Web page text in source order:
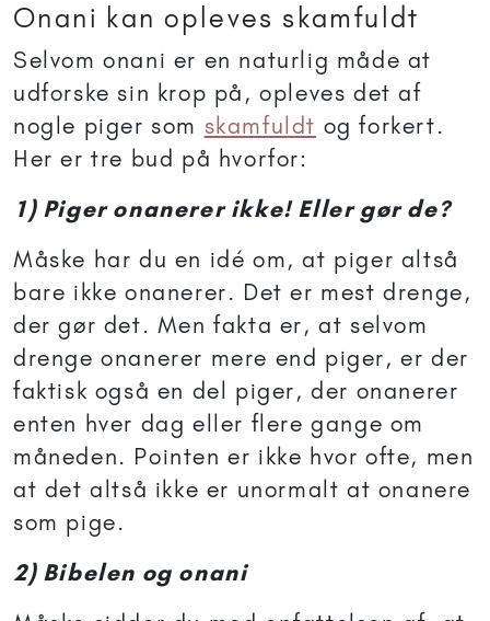
Onani kan opleves skamfuldt
Selvom onani er en naturlig måde at
udforske sin krop på, opleves det af
nogle piger som skamfuldt og forkert.
Her er tre bud på hvorfor:
1) Piger onanerer ikke! Eller gør de?
Måske har du en idé om, at piger altså
bare ikke onanerer. Det er mest drenge,
der gør det. Men fakta er, at selvom
drenge onanerer mere end piger, er der
faktisk også en del piger, der onanerer
enten hver dag eller flere gange om
måneden. Pointen er ikke hvor ofte, men
at det altså ikke er unormalt at onanere
som pige.
2) Bibelen og onani